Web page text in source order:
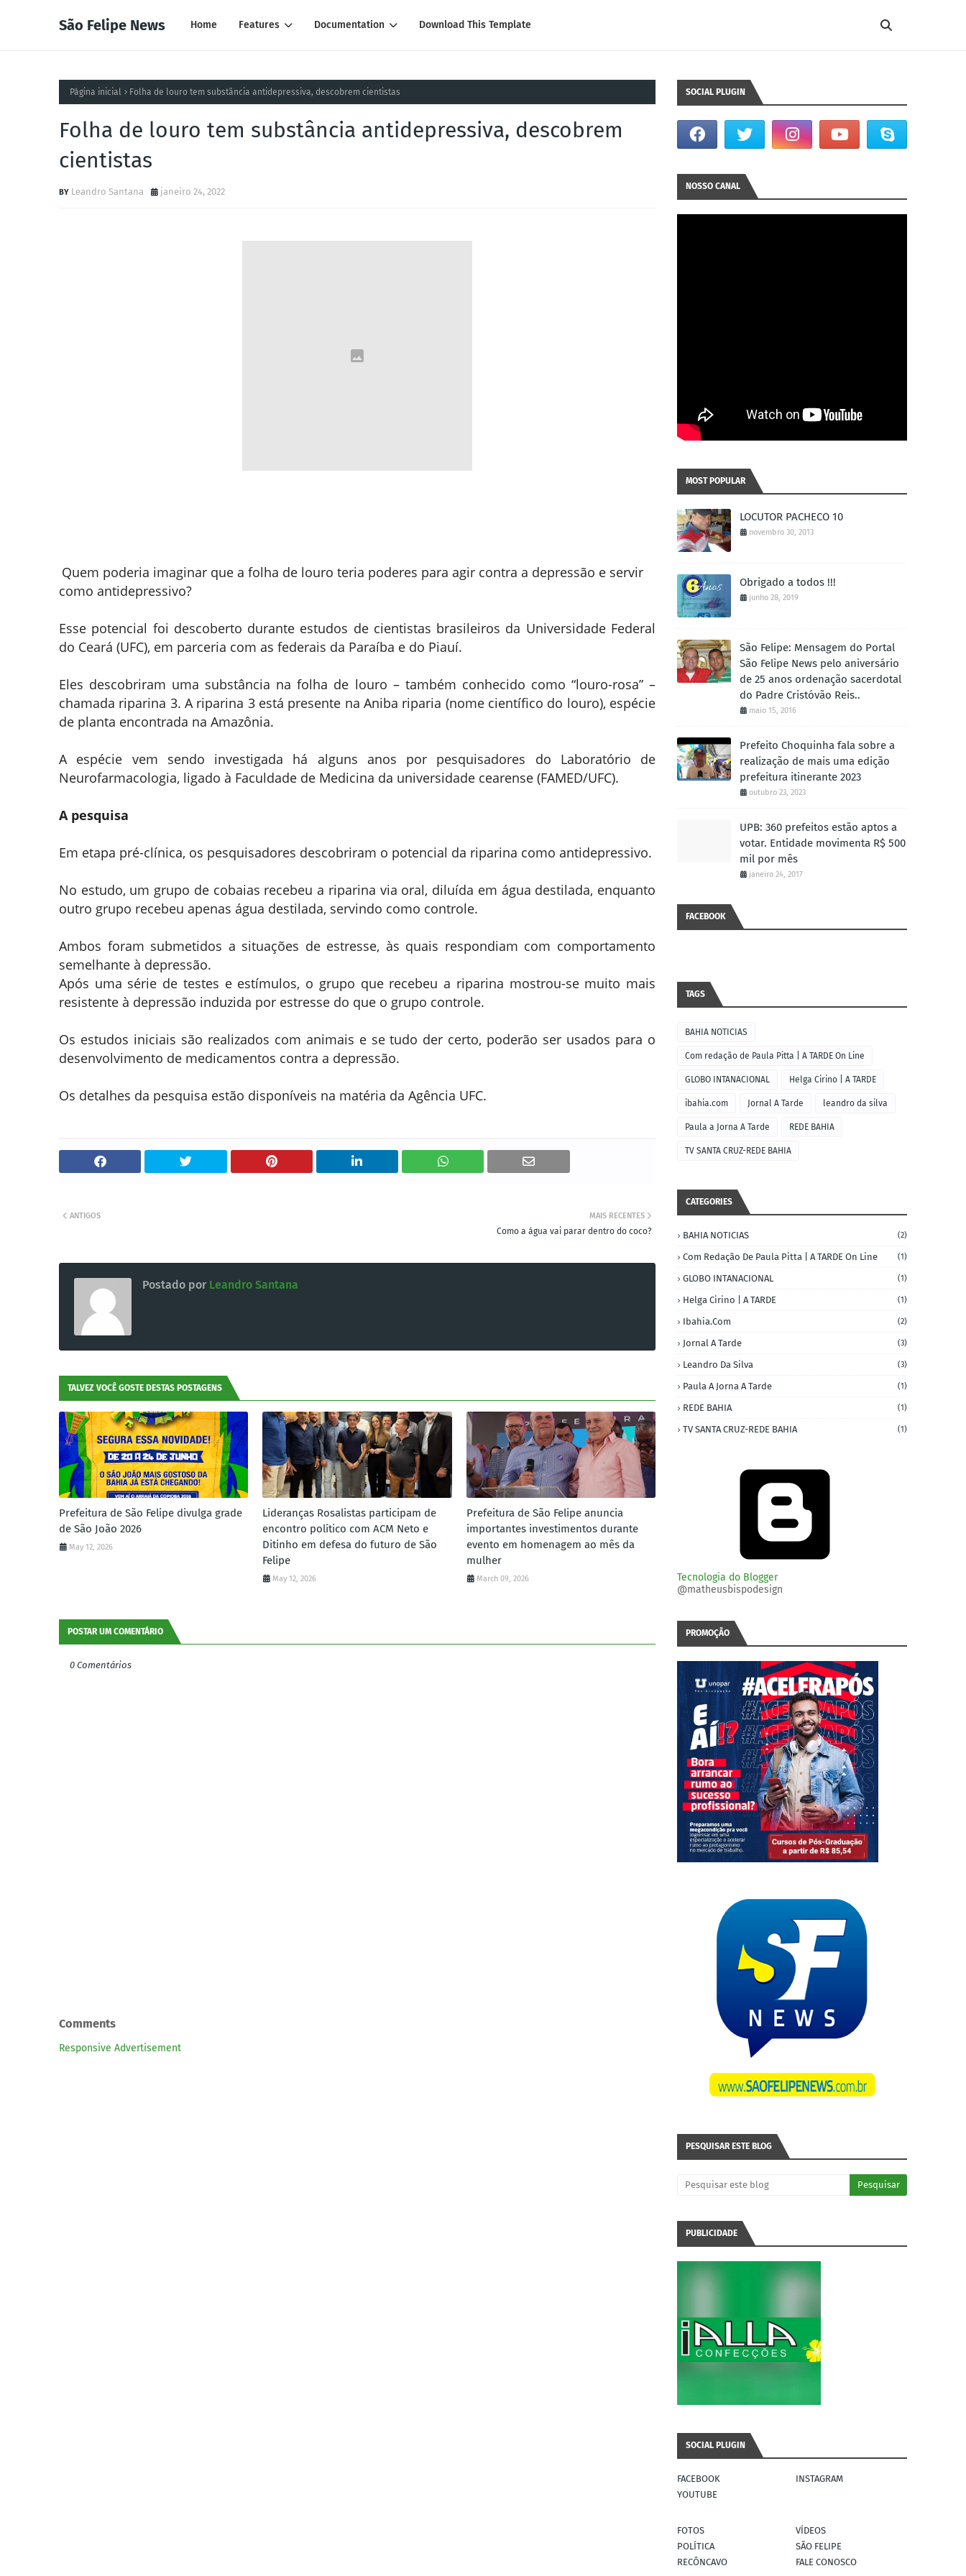
São Felipe News Home Features Documentation Download This Template
Página inicial Folha de louro tem substância antidepressiva, descobrem cientistas
Folha de louro tem substância antidepressiva, descobrem
cientistas
Leandro Santana janeiro 24, 2022
Quem poderia imaginar que a folha de louro teria poderes para agir contra a depressão e servir
como antidepressivo?
Esse potencial foi descoberto durante estudos de cientistas brasileiros da Universidade Federal
do Ceará (UFC), em parceria com as federais da Paraíba e do Piauí.
Eles descobriram uma substância na folha de louro – também conhecido como “louro-rosa” –
chamada riparina 3. A riparina 3 está presente na Aniba riparia (nome científico do louro), espécie
de planta encontrada na Amazônia.
A espécie vem sendo investigada há alguns anos por pesquisadores do Laboratório de
Neurofarmacologia, ligado à Faculdade de Medicina da universidade cearense (FAMED/UFC).
A pesquisa
Em etapa pré-clínica, os pesquisadores descobriram o potencial da riparina como antidepressivo.
No estudo, um grupo de cobaias recebeu a riparina via oral, diluída em água destilada, enquanto
outro grupo recebeu apenas água destilada, servindo como controle.
Ambos foram submetidos a situações de estresse, às quais respondiam com comportamento
semelhante à depressão.
Após uma série de testes e estímulos, o grupo que recebeu a riparina mostrou-se muito mais
resistente à depressão induzida por estresse do que o grupo controle.
Os estudos iniciais são realizados com animais e se tudo der certo, poderão ser usados para o
desenvolvimento de medicamentos contra a depressão.
Os detalhes da pesquisa estão disponíveis na matéria da Agência UFC.
MAIS RECENTES
Como a água vai parar dentro do coco?
ANTIGOS
Postado por Leandro Santana
TALVEZ VOCÊ GOSTE DESTAS POSTAGENS
Prefeitura de São Felipe divulga grade
de São João 2026
May 12, 2026
Lideranças Rosalistas participam de
encontro político com ACM Neto e
Ditinho em defesa do futuro de São
Felipe
May 12, 2026
Prefeitura de São Felipe anuncia
importantes investimentos durante
evento em homenagem ao mês da
mulher
March 09, 2026
POSTAR UM COMENTÁRIO
0 Comentários
Comments
Responsive Advertisement
SOCIAL PLUGIN
NOSSO CANAL
MOST POPULAR
LOCUTOR PACHECO 10
novembro 30, 2013
Obrigado a todos !!!
junho 28, 2019
São Felipe: Mensagem do Portal
São Felipe News pelo aniversário
de 25 anos ordenação sacerdotal
do Padre Cristóvão Reis..
maio 15, 2016
Prefeito Choquinha fala sobre a
realização de mais uma edição
prefeitura itinerante 2023
outubro 23, 2023
UPB: 360 prefeitos estão aptos a
votar. Entidade movimenta R$ 500
mil por mês
janeiro 24, 2017
FACEBOOK
TAGS
BAHIA NOTICIAS
Com redação de Paula Pitta | A TARDE On Line
GLOBO INTANACIONAL Helga Cirino | A TARDE
ibahia.com Jornal A Tarde leandro da silva
Paula a Jorna A Tarde REDE BAHIA
TV SANTA CRUZ-REDE BAHIA
CATEGORIES
BAHIA NOTICIAS (2)
Com Redação De Paula Pitta | A TARDE On Line (1)
GLOBO INTANACIONAL (1)
Helga Cirino | A TARDE (1)
Ibahia.com (2)
Jornal A Tarde (3)
Leandro Da Silva (3)
Paula A Jorna A Tarde (1)
REDE BAHIA (1)
TV SANTA CRUZ-REDE BAHIA (1)
Tecnologia do Blogger
@matheusbispodesign
PROMOÇÃO
PESQUISAR ESTE BLOG
PUBLICIDADE
SOCIAL PLUGIN
FACEBOOK
INSTAGRAM
YOUTUBE
FOTOS
VÍDEOS
POLÍTICA
SÃO FELIPE
RECÔNCAVO
FALE CONOSCO